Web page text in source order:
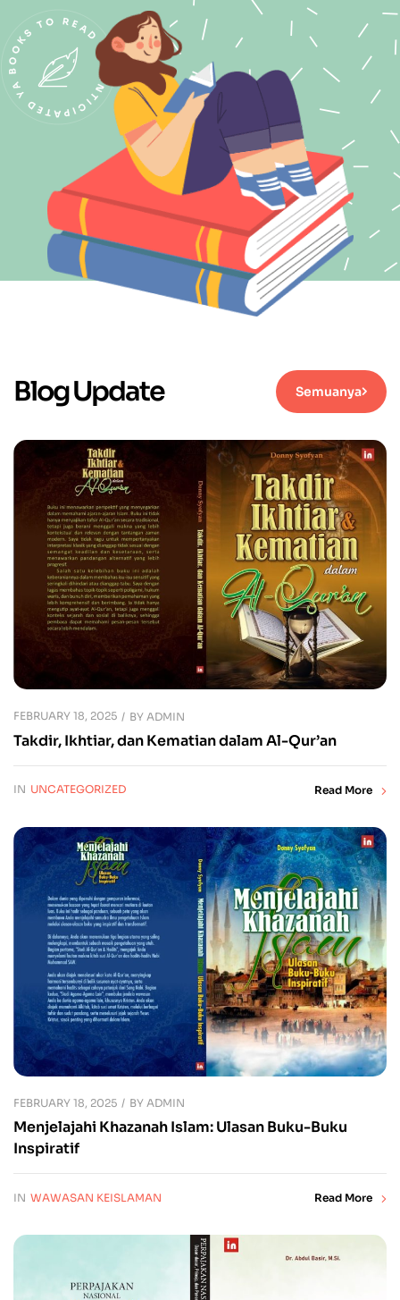
Blog Update Semuanya
FEBRUARY 18, 2025 BY ADMIN
Takdir, Ikhtiar, dan Kematian dalam Al-Qur’an
IN UNCATEGORIZED Read More
FEBRUARY 18, 2025 BY ADMIN
Menjelajahi Khazanah Islam: Ulasan Buku-Buku
Inspiratif
IN WAWASAN KEISLAMAN Read More